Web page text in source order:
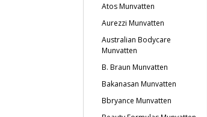
Atos Munvatten
Aurezzi Munvatten
Australian Bodycare
Munvatten
B. Braun Munvatten
Bakanasan Munvatten
Bbryance Munvatten